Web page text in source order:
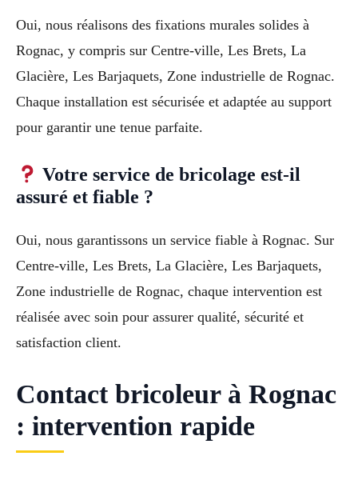
Oui, nous réalisons des fixations murales solides à
Rognac, y compris sur Centre-ville, Les Brets, La
Glacière, Les Barjaquets, Zone industrielle de Rognac.
Chaque installation est sécurisée et adaptée au support
pour garantir une tenue parfaite.
Votre service de bricolage est-il
assuré et fiable ?
Oui, nous garantissons un service fiable à Rognac. Sur
Centre-ville, Les Brets, La Glacière, Les Barjaquets,
Zone industrielle de Rognac, chaque intervention est
réalisée avec soin pour assurer qualité, sécurité et
satisfaction client.
Contact bricoleur à Rognac
: intervention rapide